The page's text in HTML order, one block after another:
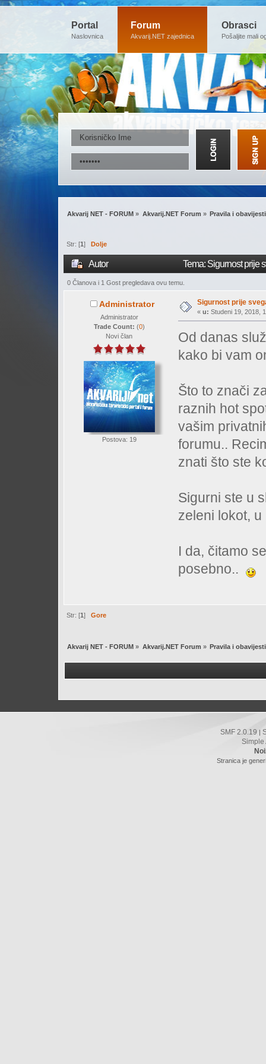
Portal
Naslovnica
Forum
Akvarij.NET zajednica
Obrasci
Pošaljite mali
Akvarij NET - FORUM » Akvarij.NET Forum » Pravila i obavijesti
Str: [1] Dolje
Autor Tema: Sigurnost prije
0 Članova i 1 Gost pregledava ovu temu.
Administrator
Administrator
Trade Count: (0)
Novi član
Postova: 19
Sigurnost prije
« u: Studeni 19, 2018,
Od danas
kako bi vam
Što to znači
raznih hot
vašim
forumu..
znati što ste
Sigurni ste u
zeleni lokot,
I da, čitamo
posebno..
Str: [1]Gore
Akvarij NET - FORUM » Akvarij.NET Forum » Pravila i obavijesti
SMF 2.0.19
Simple
Stranica je